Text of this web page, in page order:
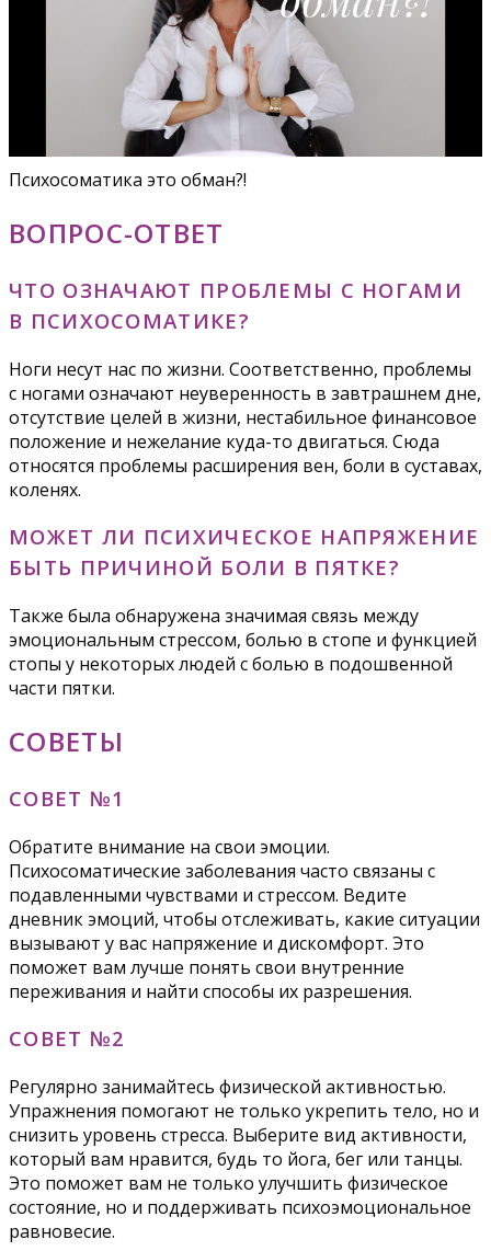
Психосоматика это обман?!
ВОПРОС-ОТВЕТ
ЧТО ОЗНАЧАЮТ ПРОБЛЕМЫ С НОГАМИ
В ПСИХОСОМАТИКЕ?
Ноги несут нас по жизни. Соответственно, проблемы
с ногами означают неуверенность в завтрашнем дне,
отсутствие целей в жизни, нестабильное финансовое
положение и нежелание куда-то двигаться. Сюда
относятся проблемы расширения вен, боли в суставах,
коленях.
МОЖЕТ ЛИ ПСИХИЧЕСКОЕ НАПРЯЖЕНИЕ
БЫТЬ ПРИЧИНОЙ БОЛИ В ПЯТКЕ?
Также была обнаружена значимая связь между
эмоциональным стрессом, болью в стопе и функцией
стопы у некоторых людей с болью в подошвенной
части пятки.
СОВЕТЫ
СОВЕТ №1
Обратите внимание на свои эмоции.
Психосоматические заболевания часто связаны с
подавленными чувствами и стрессом. Ведите
дневник эмоций, чтобы отслеживать, какие ситуации
вызывают у вас напряжение и дискомфорт. Это
поможет вам лучше понять свои внутренние
переживания и найти способы их разрешения.
СОВЕТ №2
Регулярно занимайтесь физической активностью.
Упражнения помогают не только укрепить тело, но и
снизить уровень стресса. Выберите вид активности,
который вам нравится, будь то йога, бег или танцы.
Это поможет вам не только улучшить физическое
состояние, но и поддерживать психоэмоциональное
равновесие.